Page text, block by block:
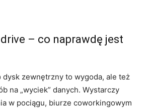
– co naprawdę jest
dysk zewnętrzny to wygoda, ale też
na „wyciek” danych. Wystarczy
w pociągu, biurze coworkingowym